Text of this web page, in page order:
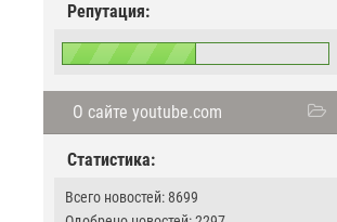
Репутация:
О сайте youtube.com
Статистика:
Всего новостей: 8699